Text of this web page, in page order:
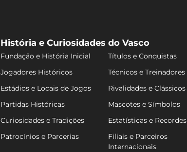
História e Curiosidades do Vasco
Fundação e História Inicial
Títulos e Conquistas
Jogadores Históricos
Técnicos e Treinadores
Estádios e Locais de Jogos
Rivalidades e Clássicos
Partidas Históricas
Mascotes e Símbolos
Curiosidades e Tradições
Estatísticas e Recordes
Patrocínios e Parcerias
Filiais e Parceiros
Internacionais